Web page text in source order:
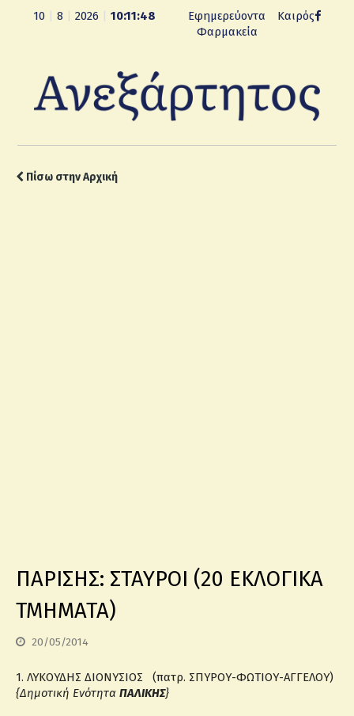
10 8 2026 10:11:49
Εφημερεύοντα
Φαρμακεία
Καιρός
Πίσω στην Αρχική
ΠΑΡΙΣΗΣ: ΣΤΑΥΡΟΙ (20 ΕΚΛΟΓΙΚΑ
ΤΜΗΜΑΤΑ)
20/05/2014
1. ΛΥΚΟΥΔΗΣ ΔΙΟΝΥΣΙΟΣ (πατρ. ΣΠΥΡΟΥ-ΦΩΤΙΟΥ-ΑΓΓΕΛΟΥ)
{Δημοτική Ενότητα ΠΑΛΙΚΗΣ}